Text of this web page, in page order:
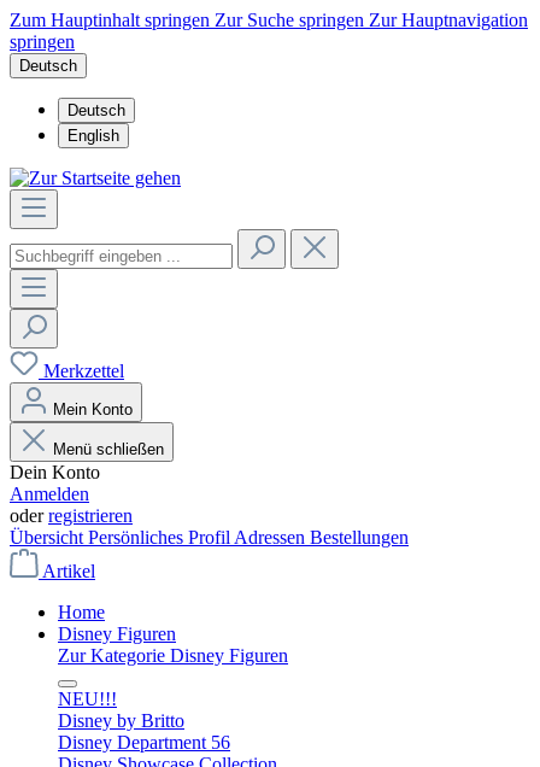
Zum Hauptinhalt springen Zur Suche springen Zur Hauptnavigation
springen
Deutsch
Deutsch
English
Merkzettel
Mein Konto
Menü schließen
Dein Konto
Anmelden
oderregistrieren
Übersicht Persönliches Profil Adressen Bestellungen
Artikel
Home
Disney Figuren
Zur Kategorie Disney Figuren
NEU!!!
Disney by Britto
Disney Department 56